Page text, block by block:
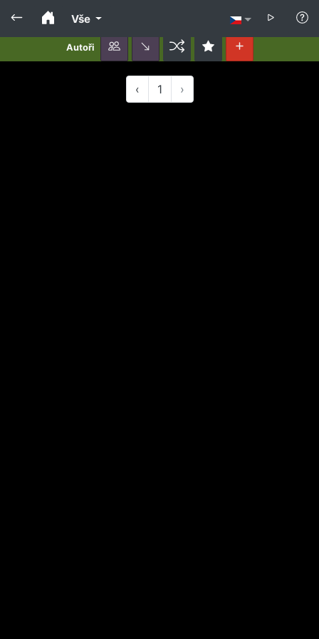
Autoři
Vše
‹ 1 ›